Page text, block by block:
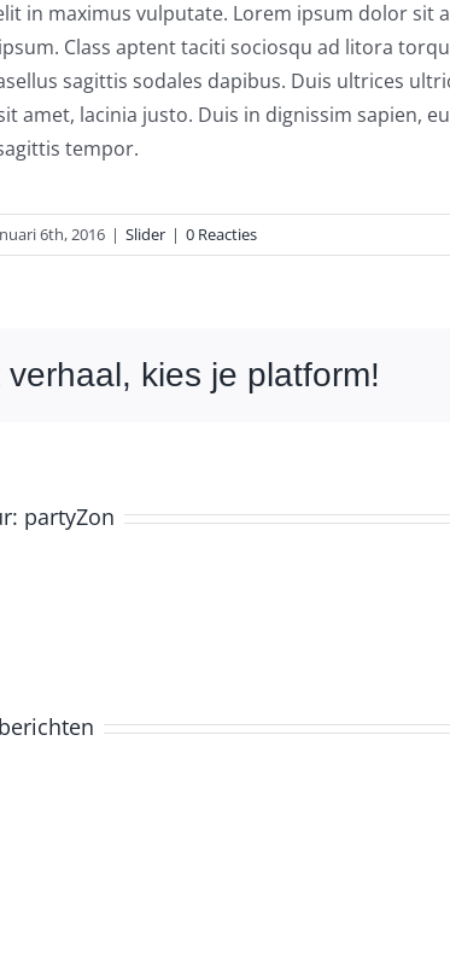
in maximus vulputate. Lorem ipsum dolor sit
Class aptent taciti sociosqu ad litora
sagittis sodales dapibus. Duis ultrices
amet, lacinia justo. Duis in dignissim sapien,
tempor.
6th, 2016 | Slider | 0 Reacties
verhaal, kies je platform!
partyZon